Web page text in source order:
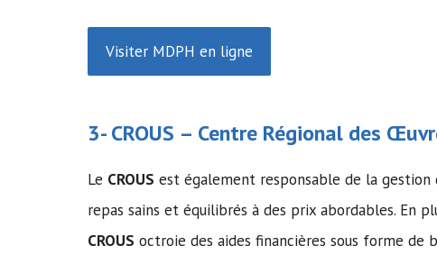
Visiter MDPH en ligne
3-CROUS – Centre Régional des
Le CROUS est également responsable de la
repas sains et équilibrés à des prix abordables. En
CROUS octroie des aides financières sous forme de